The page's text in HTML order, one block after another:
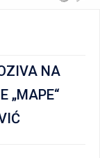
NA
„MAPE“